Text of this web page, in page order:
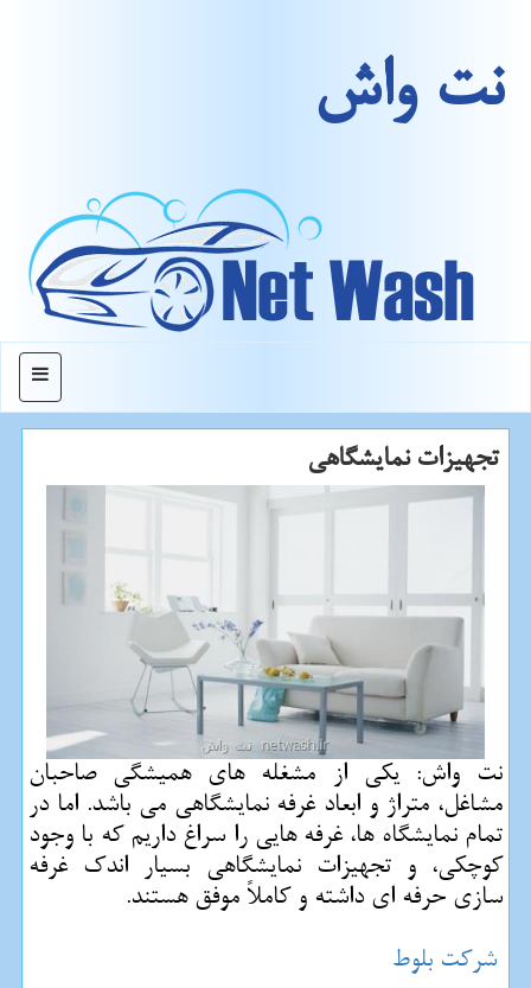
نت واش
منو
تجهیزات نمایشگاهی
نت واش: یكی از مشغله های همیشگی صاحبان
مشاغل، متراژ و ابعاد غرفه نمایشگاهی می باشد. اما در
تمام نمایشگاه ها، غرفه هایی را سراغ داریم كه با وجود
كوچكی، و تجهیزات نمایشگاهی بسیار اندك غرفه
سازی حرفه ای داشته و كاملاً موفق هستند.
شرکت بلوط